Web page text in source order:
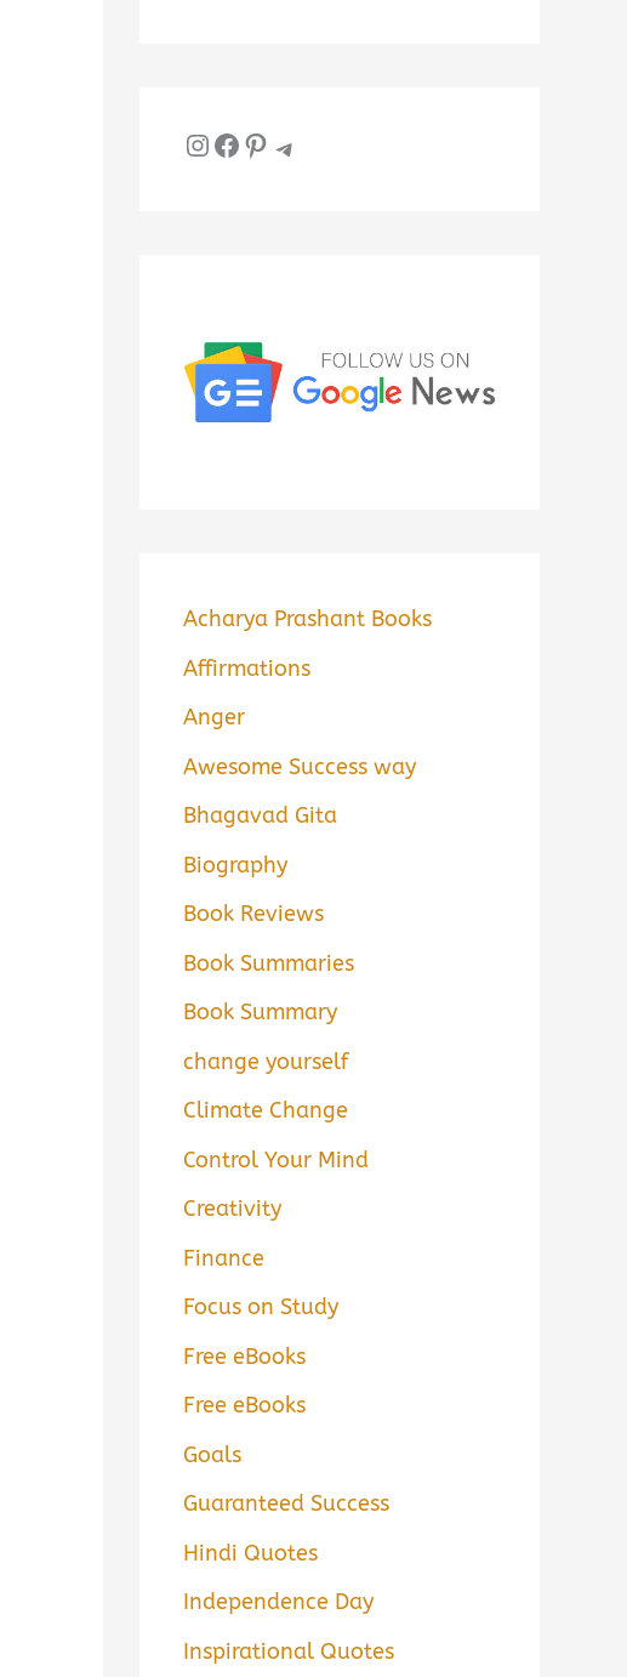
InstagramFacebook Pinterest Telegram
Acharya Prashant Books
Affirmations
Anger
Awesome Success way
Bhagavad Gita
Biography
Book Reviews
Book Summaries
Book Summary
change yourself
Climate Change
Control Your Mind
Creativity
Finance
Focus on Study
Free eBooks
Free eBooks
Goals
Guaranteed Success
Hindi Quotes
Independence Day
Inspirational Quotes